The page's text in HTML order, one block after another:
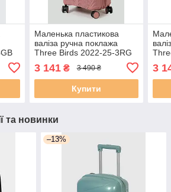
Маленька пластикова
валіза ручна поклажа
Three Birds 2022-25-3RG
3 141₴ 3 490 ₴
Купити
3
та новинки
–13%